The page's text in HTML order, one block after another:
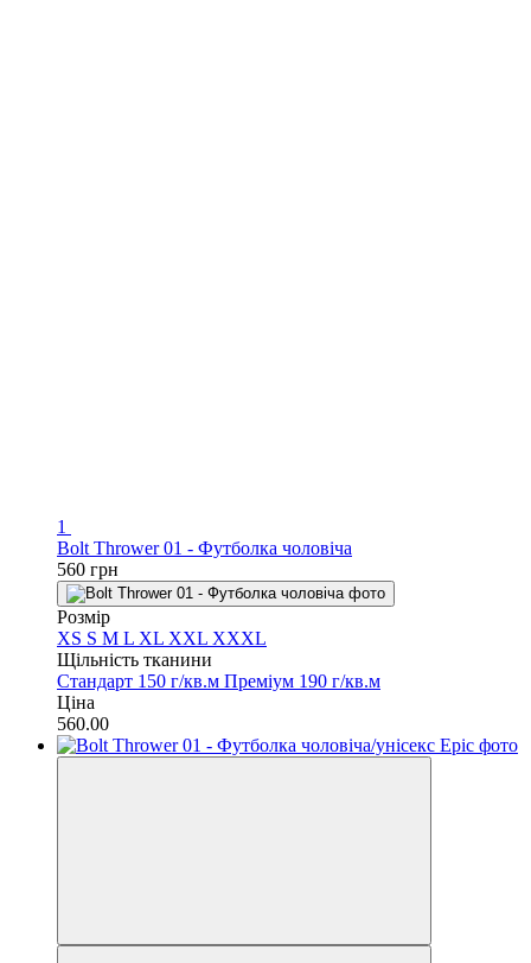
1
Bolt Thrower 01 - Футболка чоловіча
560 грн
Розмір
XS S M L XL XXL XXXL
Щільність тканини
Стандарт 150 г/кв.м Преміум 190 г/кв.м
Ціна
560.00